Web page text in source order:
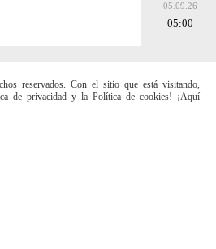
05.09.26
05:00
reservados. Con el sitio que está visitando,
de privacidad y la Política de cookies! ¡Aquí